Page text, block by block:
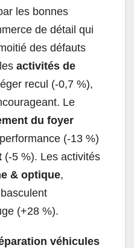
les bonnes
de détail qui
des défauts
activités de
recul (-0,7 %),
Le
du foyer
(-13 %)
(-5 %). Les activités
& optique,
(+28 %).
véhicules